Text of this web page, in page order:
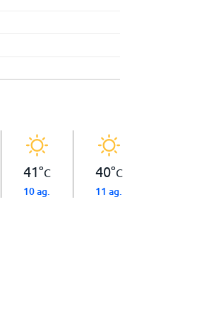
41°C
10 ag.
40°C
11 ag.